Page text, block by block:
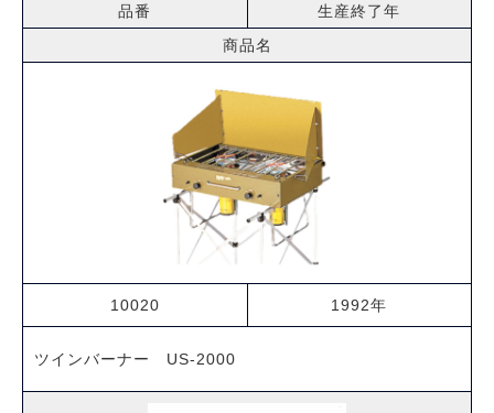
品番
商品名
生産終了年
10020
ツインバーナー US-2000
1992年